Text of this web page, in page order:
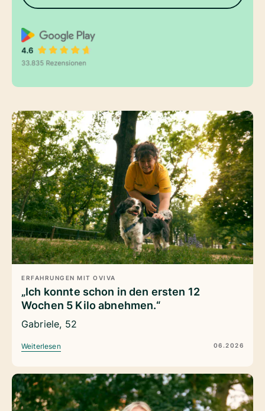
ERFAHRUNGEN MIT OVIVA
„Ich konnte schon in den ersten 12
Wochen 5 Kilo abnehmen.“
Gabriele, 52
Weiterlesen 06.2026